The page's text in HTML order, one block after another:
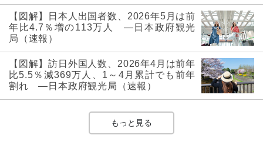
【図解】日本人出国者数、2026年5月は前
年比4.7％増の113万人 ―日本政府観光
局（速報）
【図解】訪日外国人数、2026年4月は前年
比5.5％減369万人、1～4月累計でも前年
割れ ―日本政府観光局（速報）
もっと見る